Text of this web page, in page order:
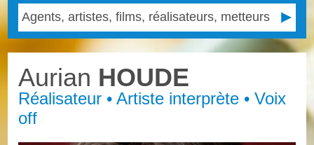
Aurian HOUDE
Réalisateur • Artiste interprète • Voix
off